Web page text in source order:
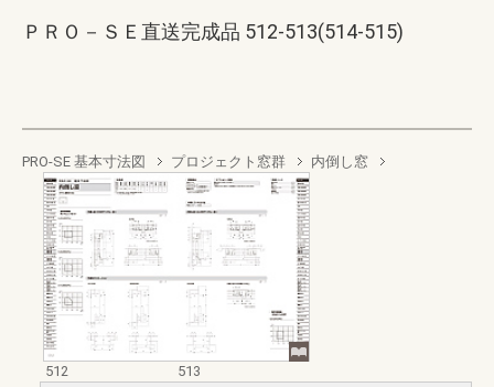
ＰＲＯ－ＳＥ直送完成品 512-513(514-515)
PRO-SE 基本寸法図 プロジェクト窓群 内倒し窓
512
513